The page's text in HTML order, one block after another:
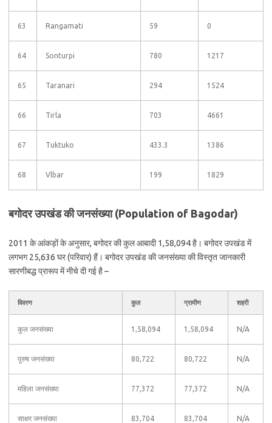
63 Rangamati 59 0
64 Sonturpi 780 1217
65 Taranari 294 1524
66 Tirla 703 4661
67 Tuktuko 433.3 1386
68 Vlbar 199 1829
बगोदर उपखंड की जनसंख्या (Population of Bagodar)
2011 के आंकड़ों के अनुसार, बगोदर की कुल आबादी 1,58,094 है। बगोदर उपखंड में
लगभग 25,636 घर (परिवार) हैं। बगोदर उपखंड की जनसंख्या की विस्तृत जानकारी
सारणीबद्ध प्रारूप में नीचे दी गई है –
विवरण कुल ग्रामीण शहरी
कुल जनसंख्या 1,58,094 1,58,094 N/A
पुरुष जनसंख्या 80,722 80,722 N/A
महिला जनसंख्या 77,372 77,372 N/A
साक्षर जनसंख्या 83,704 83,704 N/A